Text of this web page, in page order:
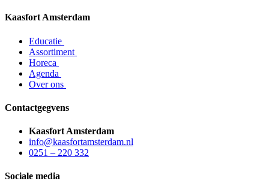
Kaasfort Amsterdam
Educatie
Assortiment
Horeca
Agenda
Over ons
Contactgegvens
Kaasfort Amsterdam
info@kaasfortamsterdam.nl
0251 – 220 332
Sociale media